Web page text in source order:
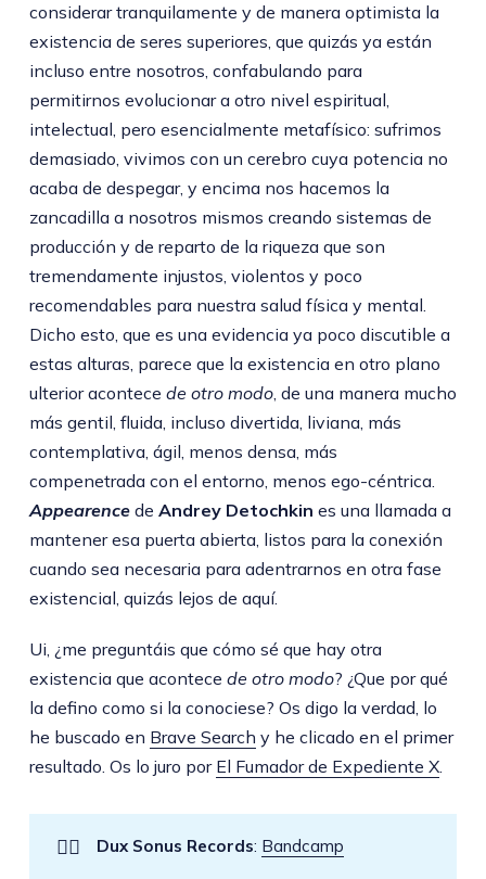
considerar tranquilamente y de manera optimista la
existencia de seres superiores, que quizás ya están
incluso entre nosotros, confabulando para
permitirnos evolucionar a otro nivel espiritual,
intelectual, pero esencialmente metafísico: sufrimos
demasiado, vivimos con un cerebro cuya potencia no
acaba de despegar, y encima nos hacemos la
zancadilla a nosotros mismos creando sistemas de
producción y de reparto de la riqueza que son
tremendamente injustos, violentos y poco
recomendables para nuestra salud física y mental.
Dicho esto, que es una evidencia ya poco discutible a
estas alturas, parece que la existencia en otro plano
ulterior acontece de otro modo, de una manera mucho
más gentil, fluida, incluso divertida, liviana, más
contemplativa, ágil, menos densa, más
compenetrada con el entorno, menos ego-céntrica.
Appearencede Andrey Detochkin es una llamada a
mantener esa puerta abierta, listos para la conexión
cuando sea necesaria para adentrarnos en otra fase
existencial, quizás lejos de aquí.
Ui, ¿me preguntáis que cómo sé que hay otra
existencia que acontece de otro modo? ¿Que por qué
la defino como si la conociese? Os digo la verdad, lo
he buscado en Brave Search y he clicado en el primer
resultado. Os lo juro por El Fumador de Expediente X.
👉🏻 Dux Sonus Records: Bandcamp